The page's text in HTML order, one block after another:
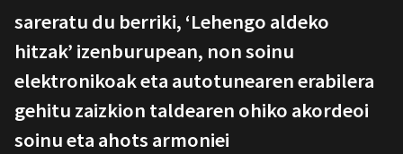
sareratu du berriki, ‘Lehengo aldeko
hitzak’ izenburupean, non soinu
elektronikoak eta autotunearen erabilera
gehitu zaizkion taldearen ohiko akordeoi
soinu eta ahots armoniei